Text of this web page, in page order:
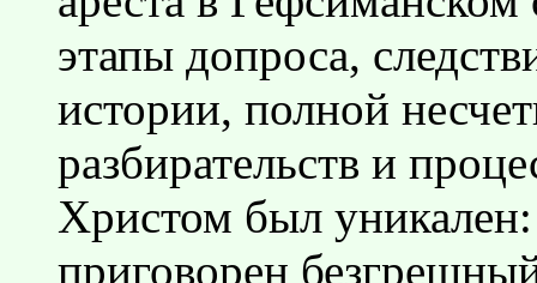
этапы допроса,
истории, полной
разбирательств и
Христом был уникален:
приговорен